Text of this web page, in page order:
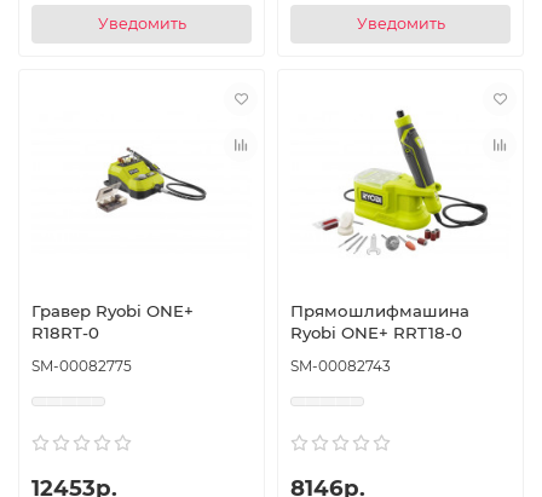
Уведомить Уведомить
Гравер Ryobi ONE+
R18RT-0
SM-00082775
12453р.
Прямошлифмашина
Ryobi ONE+ RRT18-0
SM-00082743
8146р.